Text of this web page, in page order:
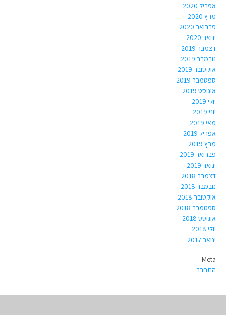
אפריל 2020
מרץ 2020
פברואר 2020
ינואר 2020
דצמבר 2019
נובמבר 2019
אוקטובר 2019
ספטמבר 2019
אוגוסט 2019
יולי 2019
יוני 2019
מאי 2019
אפריל 2019
מרץ 2019
פברואר 2019
ינואר 2019
דצמבר 2018
נובמבר 2018
אוקטובר 2018
ספטמבר 2018
אוגוסט 2018
יולי 2018
ינואר 2017
Meta
התחבר